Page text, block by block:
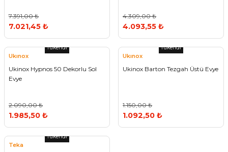
7.391,00 ₺
7.021,45 ₺
4.309,00 ₺
4.093,55 ₺
Tükendi
Ukınox
Ukinox Hypnos 50 Dekorlu Sol
Evye
2.090,00 ₺
1.985,50 ₺
Tükendi
Ukınox
Ukinox Barton Tezgah Üstü Evye
1.150,00 ₺
1.092,50 ₺
Tükendi
Teka